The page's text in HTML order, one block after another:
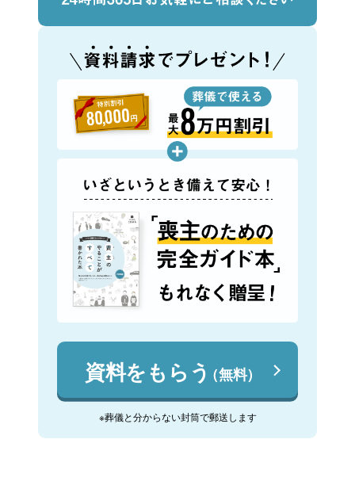
資料をもらう（無料）
※葬儀と分からない封筒で郵送します